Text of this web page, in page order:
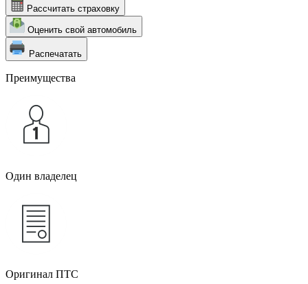
Рассчитать страховку
Оценить свой автомобиль
Распечатать
Преимущества
Один владелец
Оригинал ПТС